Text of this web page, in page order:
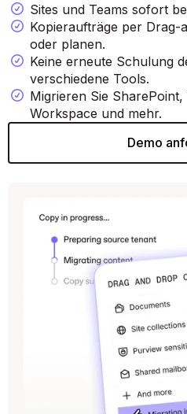
Sites und Teams sofort
Kopieraufträge per
oder planen.
Keine erneute Schulung
verschiedene Tools.
Migrieren Sie
Workspace und mehr.
Demo